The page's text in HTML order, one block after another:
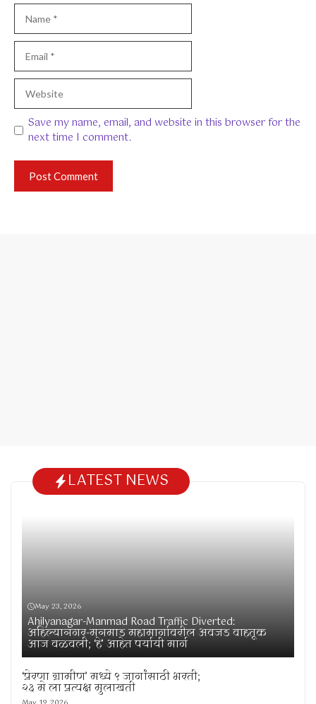
Name
Email
Website
Save my name, email, and website in this browser for the
next time I comment.
LATEST NEWS
May 23, 2026
Ahilyanagar-Manmad Road Traffic Diverted:
अहिल्यानगर-मनमाड महामार्गावरील अवजड वाहतूक
आज वळवली; ‘हे’ आहेत पर्यायी मार्ग
‘प्रेरणा ग्रामीण’ मध्ये ९ जागांसाठी भरती;
२३ मे ला प्रत्यक्ष मुलाखती